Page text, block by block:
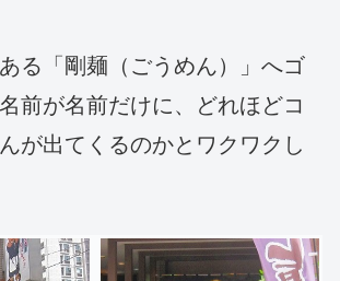
る「剛麺（ごうめん）」へゴ
前が名前だけに、どれほどコ
が出てくるのかとワクワクし